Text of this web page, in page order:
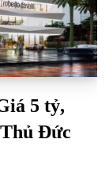
5 tỷ,
Đức